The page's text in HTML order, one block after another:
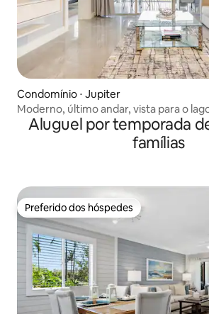
Condomínio ⋅ Jupiter
Moderno, último andar, vista para o
caminhada até a praia!
Aluguel por temporada
famílias
Preferido dos hóspedes
Preferido dos hóspedes